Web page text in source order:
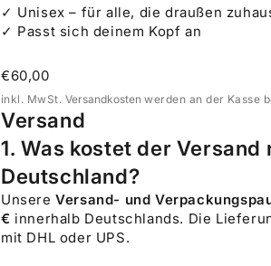
✓ Unisex – für alle, die draußen
✓ Passt sich deinem Kopf an
Angebot
€60,00
inkl. MwSt. Versandkostenwerden an der Kasse
Versand
1. Was kostet der Versand
Deutschland?
UnsereVersand- und
€ innerhalb Deutschlands. Die
mit DHL oder UPS.